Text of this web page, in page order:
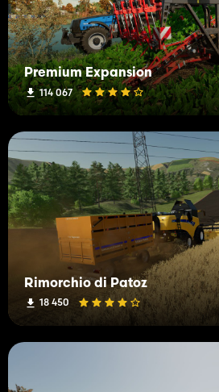
Premium Expansion
114 067
Rimorchio di Patoz
18 450